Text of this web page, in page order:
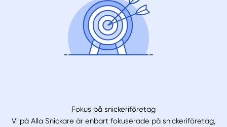
Fokus på snickeriföretag
Vi på Alla Snickare är enbart fokuserade på snickeriföretag,